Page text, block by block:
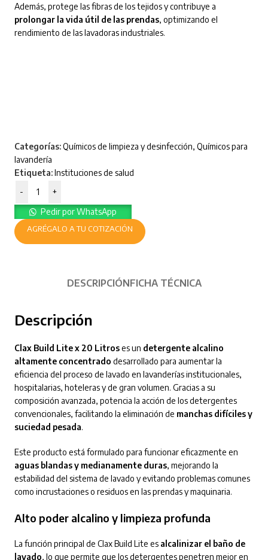
Además, protege las fibras de los tejidos y contribuye a
prolongar la vida útil de las prendas, optimizando el
rendimiento de las lavadoras industriales.
Categorías:Químicos de limpieza y desinfección, Químicos para
lavandería
Etiqueta:Instituciones de salud
-
+
Pedir por WhatsApp
AGRÉGALO A TU COTIZACIÓN
DESCRIPCIÓNFICHA TÉCNICA
Descripción
Clax Build Lite x 20 Litroses un detergente alcalino
altamente concentrado desarrollado para aumentar la
eficiencia del proceso de lavado en lavanderías institucionales,
hospitalarias, hoteleras y de gran volumen. Gracias a su
composición avanzada, potencia la acción de los detergentes
convencionales, facilitando la eliminación de manchas difíciles y
suciedad pesada.
Este producto está formulado para funcionar eficazmente en
aguas blandas y medianamente duras, mejorando la
estabilidad del sistema de lavado y evitando problemas comunes
como incrustaciones o residuos en las prendas y maquinaria.
Alto poder alcalino y limpieza profunda
La función principal de Clax Build Lite es alcalinizar el baño de
lavado, lo que permite que los detergentes penetren mejor en